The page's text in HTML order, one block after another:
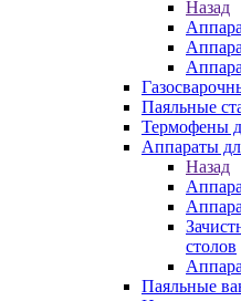
Назад
Паяльные
Термофены
Аппараты
Назад
столов
Паяльные